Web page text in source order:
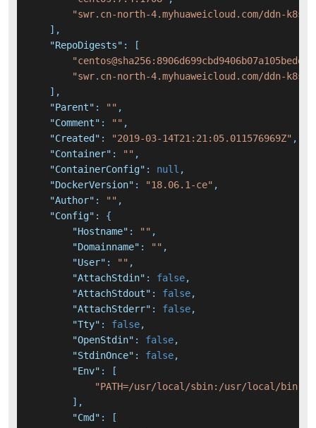
"swr.cn-north-4.myhuaweicloud.com/ddn-
] ,
"RepoDigests" :
[
"swr.cn-north-4.myhuaweicloud.com/ddn-k8s/
] ,
"Parent" : "" ,
"Comment" : "" ,
"Created" : "2019-03-14T21:21:05.011576969Z" ,
"Container" : "" ,
"ContainerConfig" : null ,
"DockerVersion" : "18.06.1-ce" ,
"Author" : "" ,
"Config" :
{
"Hostname" : "" ,
"Domainname" : "" ,
"User" : "" ,
"AttachStdin" : false,
"AttachStdout" : false,
"AttachStderr" : false,
"Tty" : false,
"OpenStdin" : false,
"StdinOnce" : false,
"Env" :
[
"PATH=/usr/local/sbin:/usr/local/
] ,
"Cmd" :
[